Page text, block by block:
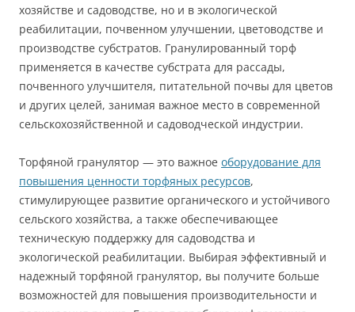
хозяйстве и садоводстве, но и в экологической
реабилитации, почвенном улучшении, цветоводстве и
производстве субстратов. Гранулированный торф
применяется в качестве субстрата для рассады,
почвенного улучшителя, питательной почвы для цветов
и других целей, занимая важное место в современной
сельскохозяйственной и садоводческой индустрии.
Торфяной гранулятор — это важное оборудование для
повышения ценности торфяных ресурсов,
стимулирующее развитие органического и устойчивого
сельского хозяйства, а также обеспечивающее
техническую поддержку для садоводства и
экологической реабилитации. Выбирая эффективный и
надежный торфяной гранулятор, вы получите больше
возможностей для повышения производительности и